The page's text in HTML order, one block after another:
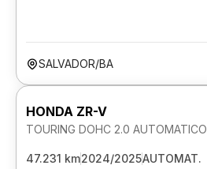
SALVADOR/BA
HONDA ZR-V
TOURING DOHC 2.0 AUTOMATICO
47.231 km2024/2025AUTOMAT.